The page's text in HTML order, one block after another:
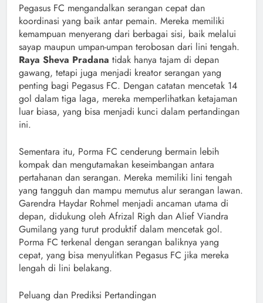
Pegasus FC mengandalkan serangan cepat dan
koordinasi yang baik antar pemain. Mereka memiliki
kemampuan menyerang dari berbagai sisi, baik melalui
sayap maupun umpan-umpan terobosan dari lini tengah.
Raya Sheva Pradana tidak hanya tajam di depan
gawang, tetapi juga menjadi kreator serangan yang
penting bagi Pegasus FC. Dengan catatan mencetak 14
gol dalam tiga laga, mereka memperlihatkan ketajaman
luar biasa, yang bisa menjadi kunci dalam pertandingan
ini.
Sementara itu, Porma FC cenderung bermain lebih
kompak dan mengutamakan keseimbangan antara
pertahanan dan serangan. Mereka memiliki lini tengah
yang tangguh dan mampu memutus alur serangan lawan.
Garendra Haydar Rohmel menjadi ancaman utama di
depan, didukung oleh Afrizal Righ dan Alief Viandra
Gumilang yang turut produktif dalam mencetak gol.
Porma FC terkenal dengan serangan baliknya yang
cepat, yang bisa menyulitkan Pegasus FC jika mereka
lengah di lini belakang.
Peluang dan Prediksi Pertandingan